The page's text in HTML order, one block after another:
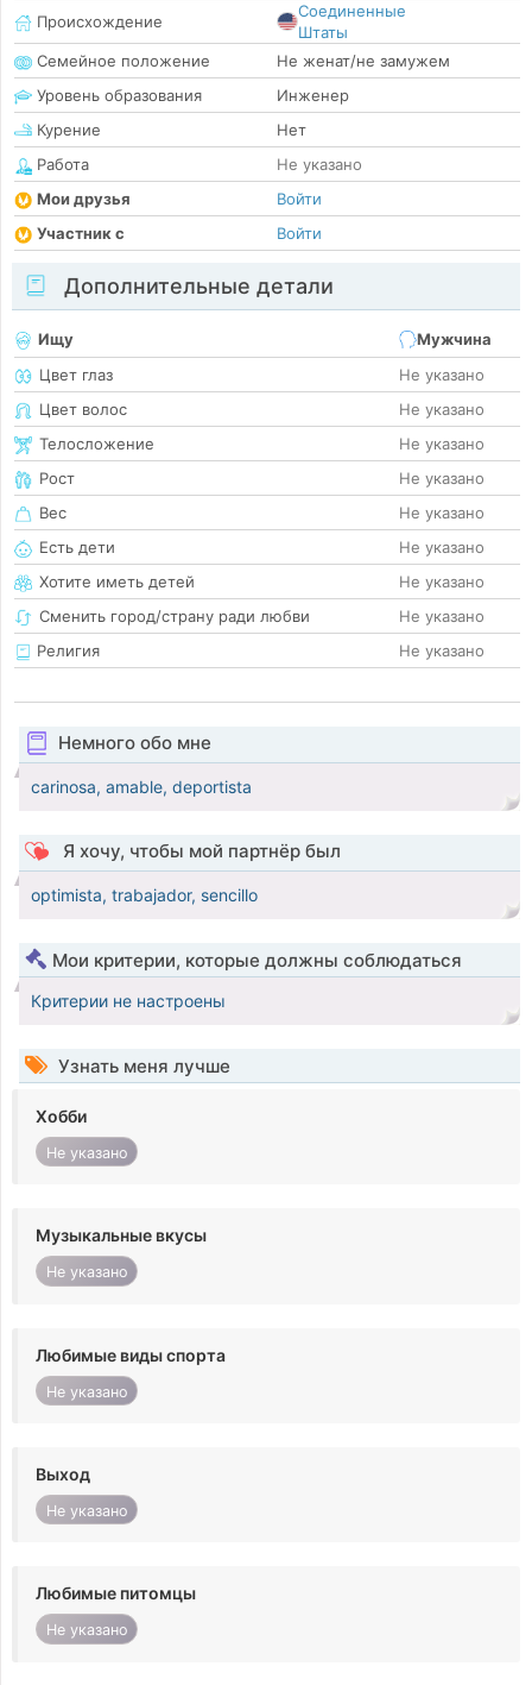
Происхождение
Соединенные
Штаты
Семейное положение
Не женат/не замужем
Уровень образования
Инженер
Курение
Нет
Работа
Не указано
Мои друзья
Войти
Участник с
Войти
Дополнительные детали
Ищу
Мужчина
Цвет глаз
Не указано
Цвет волос
Не указано
Телосложение
Не указано
Рост
Не указано
Вес
Не указано
Есть дети
Не указано
Хотите иметь детей
Не указано
Сменить город/страну ради любви
Не указано
Религия
Не указано
Немного обо мне
carinosa, amable, deportista
Я хочу, чтобы мой партнёр был
optimista, trabajador, sencillo
Мои критерии, которые должны соблюдаться
Критерии не настроены
Узнать меня лучше
Хобби
Не указано
Музыкальные вкусы
Не указано
Любимые виды спорта
Не указано
Выход
Не указано
Любимые питомцы
Не указано